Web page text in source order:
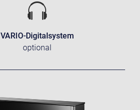
VARIO-Digitalsystem
optional